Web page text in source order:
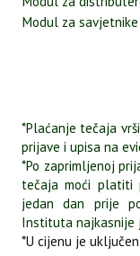
Modul za savjetnike
*Plaćanje tečaja
prijave i upisa na
*Po zaprimljenoj
tečaja moći platiti
jedan dan prije
Instituta najkasnije
*U cijenu je uključen